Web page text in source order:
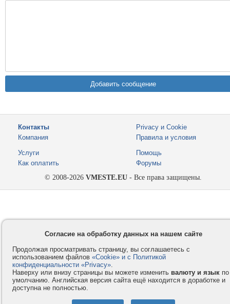
Контакты
Компания
Privacy и Cookie
Правила и условия
Услуги
Как оплатить
Помощь
Форумы
© 2008-2026 VMESTE.EU - Все права защищены.
Согласие на обработку данных на нашем сайте
Продолжая просматривать страницу, вы соглашаетесь с
использованием файлов «Cookie» и с Политикой
конфиденциальности «Privacy».
Наверху или внизу страницы вы можете изменить валюту и язык по
умолчанию. Английская версия сайта ещё находится в доработке и
доступна не полностью.